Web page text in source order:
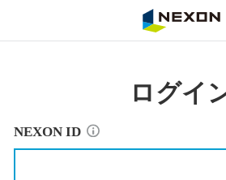
ログイ
NEXON ID